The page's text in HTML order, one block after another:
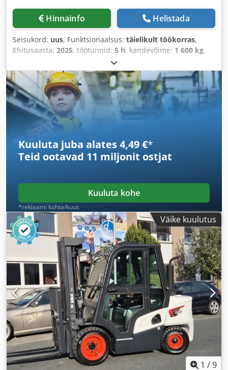
Hinnainfo Helistada
Seisukord: uus, Funktsionaalsus: täielikult töökorras,
Ehitusaasta: 2025, töötunnid: 5 h, kandevõime: 1 600 kg,
, vaba tõstekõrgus:
kütuse tüüp:elektriline, masti tüüp:kolmekordne
(triplex)
, ehituskõrgus:2 108 mm, kahvli pikkus:1 150
mm, tühimass:1 340 kg, kogupikkus:1 964 mm, veotüüp:
Elektro, ehituslaius: 820 mm ,
Kuuluta juba alates 4,49 €*
Teid ootavad 11 miljonit ostjat
Kuuluta kohe
*reklaami kohta/kuus
Väike kuulutus
1 /9